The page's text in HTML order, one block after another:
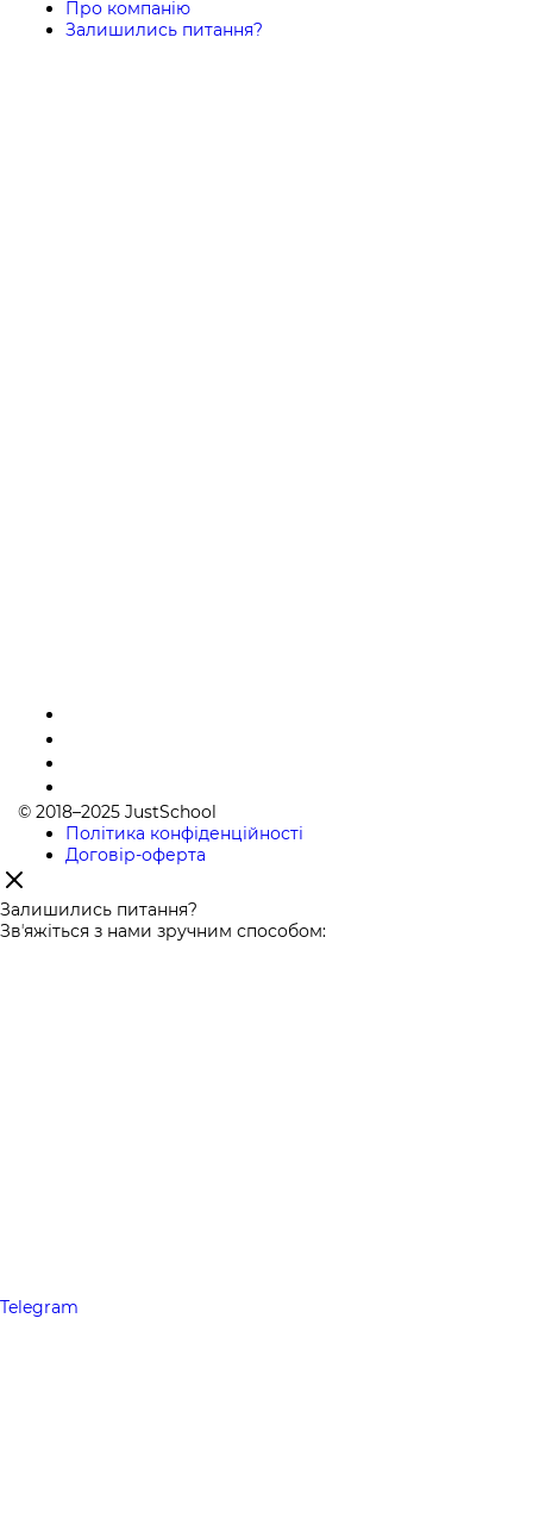
Про компанію
Залишились питання?
© 2018–2025 JustSchool
Політика конфіденційності
Договір-оферта
Залишились питання?
Звʼяжіться з нами зручним способом:
Telegram